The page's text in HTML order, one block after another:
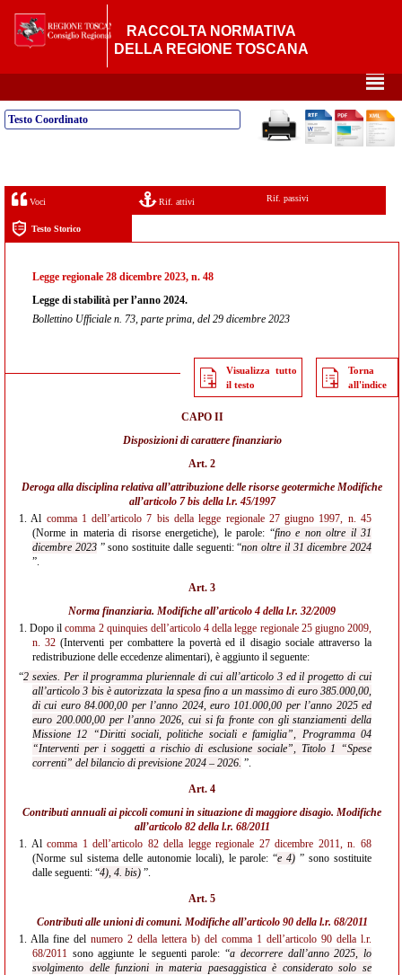
RACCOLTA NORMATIVA
DELLA REGIONE TOSCANA
²
Testo Coordinato
Voci Rif. attivi Rif. passivi
Testo Storico
Legge regionale 28 dicembre 2023, n. 48
Legge di stabilità per l’anno 2024.
Bollettino Ufficiale n. 73, parte prima, del 29 dicembre 2023
Visualizza tutto
il testo
Torna
all'indice
CAPO II
Disposizioni di carattere finanziario
Art. 2
Deroga alla disciplina relativa all’attribuzione delle risorse geotermiche Modifiche
all’articolo 7 bis della l.r. 45/1997
1. Al comma 1 dell’articolo 7 bis della legge regionale 27 giugno 1997, n. 45
(Norme in materia di risorse energetiche), le parole: “fino e non oltre il 31
dicembre 2023” sono sostituite dalle seguenti: “non oltre il 31 dicembre 2024
”.
Art. 3
Norma finanziaria. Modifiche all’articolo 4 della l.r. 32/2009
1. Dopo ilcomma 2 quinquies dell’articolo 4 della legge regionale 25 giugno 2009,
n. 32 (Interventi per combattere la povertà ed il disagio sociale attraverso la
redistribuzione delle eccedenze alimentari), è aggiunto il seguente:
“2 sexies. Per il programma pluriennale di cui all’articolo 3 ed il progetto di cui
all’articolo 3 bis è autorizzata la spesa fino a un massimo di euro 385.000,00,
di cui euro 84.000,00 per l’anno 2024, euro 101.000,00 per l’anno 2025 ed
euro 200.000,00 per l’anno 2026, cui si fa fronte con gli stanziamenti della
Missione 12 “Diritti sociali, politiche sociali e famiglia”, Programma 04
“Interventi per i soggetti a rischio di esclusione sociale”, Titolo 1 “Spese
correnti” del bilancio di previsione 2024 – 2026. ”.
Art. 4
Contributi annuali ai piccoli comuni in situazione di maggiore disagio. Modifiche
all’articolo 82 della l.r. 68/2011
1. Alcomma 1 dell’articolo 82 della legge regionale 27 dicembre 2011, n. 68
(Norme sul sistema delle autonomie locali), le parole: “e 4) ” sono sostituite
dalle seguenti: “4), 4. bis) ”.
Art. 5
Contributi alle unioni di comuni. Modifiche all’articolo 90 della l.r. 68/2011
1. Alla fine del numero 2 della lettera b) del comma 1 dell’articolo 90 della l.r.
68/2011 sono aggiunte le seguenti parole: “a decorrere dall’anno 2025, lo
svolgimento delle funzioni in materia paesaggistica è considerato solo se